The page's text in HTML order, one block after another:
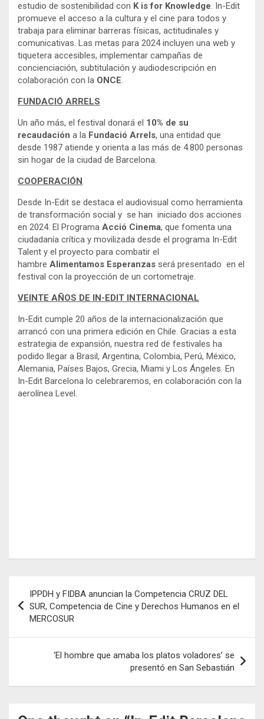
estudio de sostenibilidad con K is for Knowledge. In-Edit
promueve el acceso a la cultura y el cine para todos y
trabaja para eliminar barreras físicas, actitudinales y
comunicativas. Las metas para 2024 incluyen una web y
tiquetera accesibles, implementar campañas de
concienciación, subtitulación y audiodescripción en
colaboración con la ONCE.
FUNDACIÓ ARRELS
Un año más, el festival donará el 10% de su
recaudación a la Fundació Arrels, una entidad que
desde 1987 atiende y orienta a las más de 4.800 personas
sin hogar de la ciudad de Barcelona.
COOPERACIÓN
Desde In-Edit se destaca el audiovisual como herramienta
de transformación social y se han iniciado dos acciones
en 2024. El Programa Acció Cinema, que fomenta una
ciudadanía crítica y movilizada desde el programa In-Edit
Talent y el proyecto para combatir el
hambre Alimentamos Esperanzas será presentado en el
festival con la proyección de un cortometraje.
VEINTE AÑOS DE IN-EDIT INTERNACIONAL
In-Edit cumple 20 años de la internacionalización que
arrancó con una primera edición en Chile. Gracias a esta
estrategia de expansión, nuestra red de festivales ha
podido llegar a Brasil, Argentina, Colombia, Perú, México,
Alemania, Países Bajos, Grecia, Miami y Los Ángeles. En
In-Edit Barcelona lo celebraremos, en colaboración con la
aerolínea Level.
de
entradas
IPPDH y FIDBA anuncian la Competencia CRUZ DEL
SUR, Competencia de Cine y Derechos Humanos en el
MERCOSUR
‘El hombre que amaba los platos voladores’ se
presentó en San Sebastián